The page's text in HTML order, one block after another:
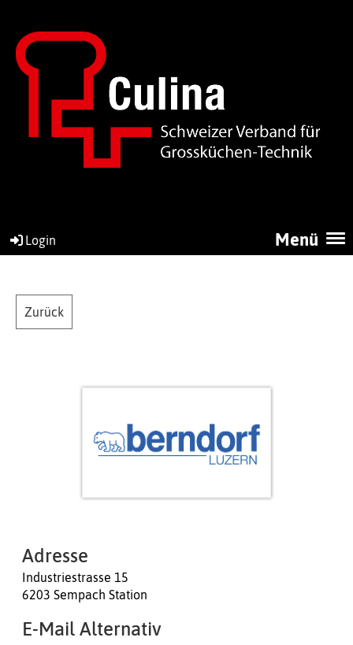
Menü
Login
Zurück
Adresse
Industriestrasse 15
6203 Sempach Station
E-Mail Alternativ